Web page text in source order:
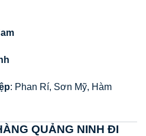
: Phan Rí, Sơn Mỹ, Hàm
QUẢNG NINH ĐI